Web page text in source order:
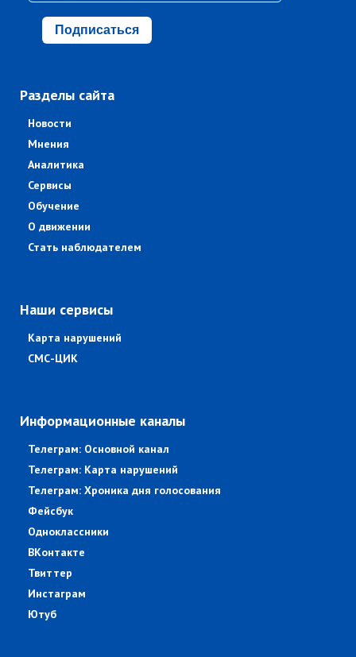
Подписаться
Разделы сайта
Новости
Мнения
Аналитика
Сервисы
Обучение
О движении
Стать наблюдателем
Наши сервисы
Карта нарушений
СМС-ЦИК
Информационные каналы
Телеграм: Основной канал
Телеграм: Карта нарушений
Телеграм: Хроника дня голосования
Фейсбук
Одноклассники
ВКонтакте
Твиттер
Инстаграм
Ютуб